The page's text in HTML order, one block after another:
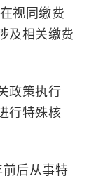
视同缴费
及相关缴费
政策执行
行特殊核
后从事特